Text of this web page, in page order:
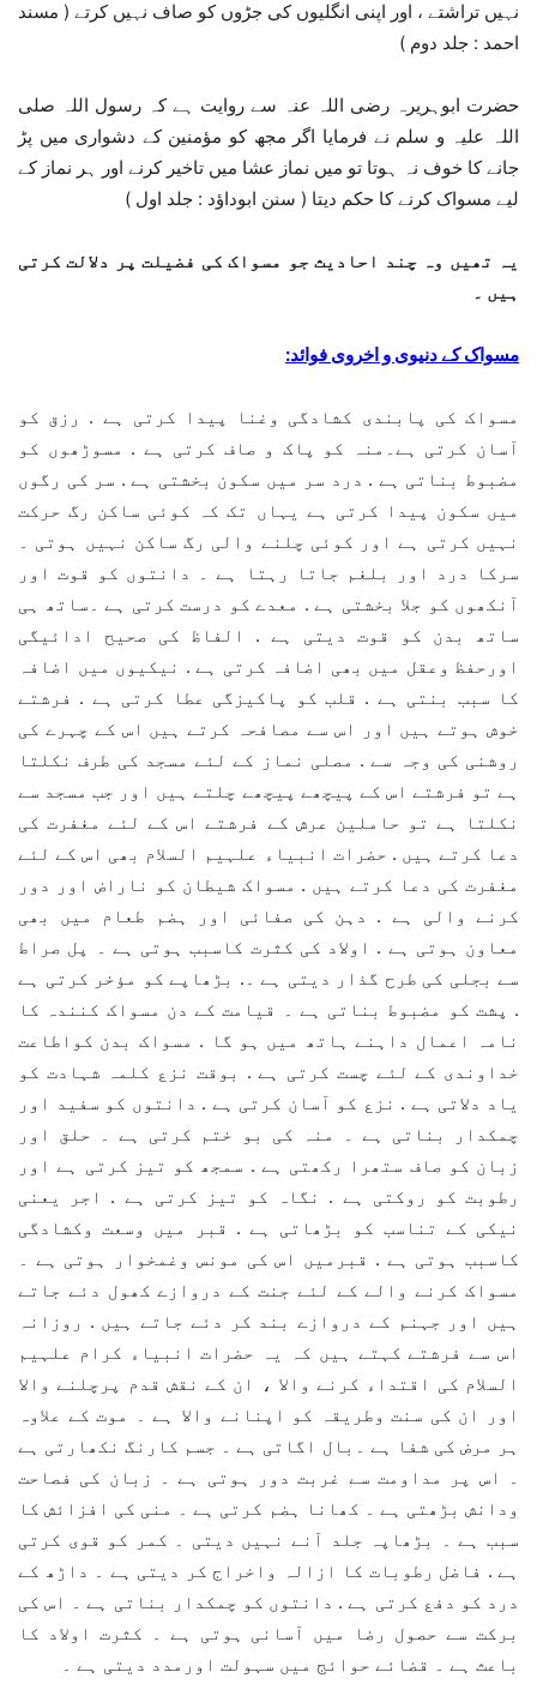
نہیں تراشتے ، اور اپنی انگلیوں کی جڑوں کو صاف نہیں کرتے ( مسند
احمد : جلد دوم )
حضرت ابوہریرہ رضی اللہ عنہ سے روایت ہے کہ رسول اللہ صلی
اللہ علیہ و سلم نے فرمایا اگر مجھ کو مؤمنین کے دشواری میں پڑ
جانے کا خوف نہ ہوتا تو میں نماز عشا میں تاخیر کرنے اور ہر نماز کے
لیے مسواک کرنے کا حکم دیتا ( سنن ابوداؤد : جلد اول )
یہ تھیں وہ چند احادیث جو مسواک کی فضیلت پر دلالت کرتی
ہیں ۔
مسواک کے دنیوی و اخروی فوائد:
مسواک کی پابندی کشادگی وغنا پیدا کرتی ہے . رزق کو
آسان کرتی ہے۔​منہ کو پاک و صاف کرتی ہے . مسوڑھوں کو
مضبوط بناتی ہے . درد سر میں سکون بخشتی ہے . سر کی رگوں
میں سکون پیدا کرتی ہے یہاں تک کہ کوئی ساکن رگ حرکت
نہیں کرتی ہے اور کوئی چلنے والی رگ ساکن نہیں ہوتی ۔
سرکا درد اور بلغم جاتا رہتا ہے ۔​ دانتوں کو قوت اور
آنکھوں کو جلا بخشتی ہے . معدے کو درست کرتی ہے ۔ساتھ ہی
ساتھ بدن کو قوت دیتی ہے . الفاظ کی صحیح ادائیگی
اورحفظ وعقل میں بھی اضافہ کرتی ہے . نیکیوں میں اضافہ
کا سبب بنتی ہے . قلب کو پاکیزگی عطا کرتی ہے . فرشتے
خوش ہوتے ہیں اور اس سے مصافحہ کرتے ہیں اس کے چہرے کی
روشنی کی وجہ سے . مصلی نماز کے لئے مسجد کی طرف نکلتا
ہے تو فرشتے اس کے پیچھے پیچھے چلتے ہیں اور جب مسجد سے
نکلتا ہے تو حاملین عرش کے فرشتے اس کے لئے مغفرت کی
دعا کرتے ہیں . حضرات انبیاء علہیم السلام بھی اس کے لئے
مغفرت کی دعا کرتے ہیں . مسواک شیطان کو ناراض اور دور
کرنے والی ہے . دہن کی صفائی اور ہضم طعام میں بھی
معاون ہوتی ہے . اولاد کی کثرت کاسبب ہوتی ہے ۔​ پل صراط
سے بجلی کی طرح گذار دیتی ہے ۔. بڑھاپے کو مؤخر کرتی ہے
. پشت کو مضبوط بناتی ہے ۔​ قیامت کے دن مسواک کنندہ کا
نامہ اعمال داہنے ہاتھ میں ہو گا . مسواک بدن کواطاعت
خداوندی کے لئے چست کرتی ہے . بوقت نزع کلمہ شہادت کو
یاد دلاتی ہے . نزع کو آسان کرتی ہے . دانتوں کو سفید اور
چمکدار بناتی ہے ۔ منہ کی بو ختم کرتی ہے ۔ حلق اور
زبان کو صاف ستھرا رکھتی ہے . سمجھ کو تیز کرتی ہے اور
رطوبت کو روکتی ہے . نگاہ کو تیز کرتی ہے . اجر یعنی
نیکی کے تناسب کو بڑھاتی ہے . قبر میں وسعت وکشادگی
کاسبب ہوتی ہے . قبرمیں اس کی مونس وغمخوار ہوتی ہے ۔
مسواک کرنے والے کے لئے جنت کے دروازے کھول دئے جاتے
ہیں اور جہنم کے دروازے بند کر دئے جاتے ہیں . روزانہ
اس سے فرشتے کہتے ہیں کہ یہ حضرات انبیاء کرام علہیم
السلام کی اقتداء کرنے والا ، ان کے نقش قدم پرچلنے والا
اور ان کی سنت وطریقہ کو اپنانے والا ہے ۔ موت کے علاوہ
ہر مرض کی شفا ہے ۔بال اگاتی ہے ۔ جسم کارنگ نکھارتی ہے
۔ اس پر مداومت سے غربت دور ہوتی ہے ۔ زبان کی فصاحت
ودانش بڑھتی ہے ۔ کھانا ہضم کرتی ہے ۔ منی کی افزائش کا
سبب ہے ۔ بڑھاپہ جلد آنے نہیں دیتی ۔ کمر کو قوی کرتی
ہے . فاضل رطوبات کا ازالہ واخراج کر دیتی ہے ۔ داڑھ کے
درد کو دفع کرتی ہے . دانتوں کو چمکدار بناتی ہے ۔ اس کی
برکت سے حصول رضا میں آسانی ہوتی ہے ۔ کثرت اولاد کا
باعث ہے ۔ قضائے حوائج میں سہولت اورمدد دیتی ہے ۔